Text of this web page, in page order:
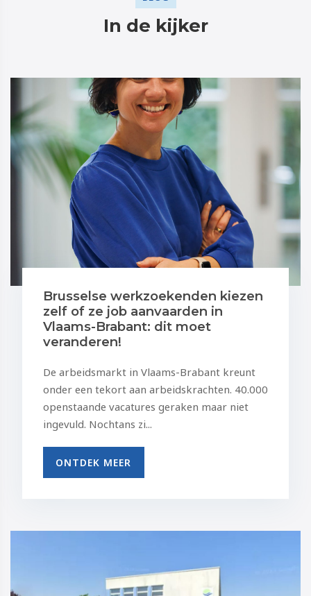
In de kijker
Brusselse werkzoekenden kiezen
zelf of ze job aanvaarden in
Vlaams-Brabant: dit moet
veranderen!
De arbeidsmarkt in Vlaams-Brabant kreunt
onder een tekort aan arbeidskrachten. 40.000
openstaande vacatures geraken maar niet
ingevuld. Nochtans zi...
ONTDEK MEER